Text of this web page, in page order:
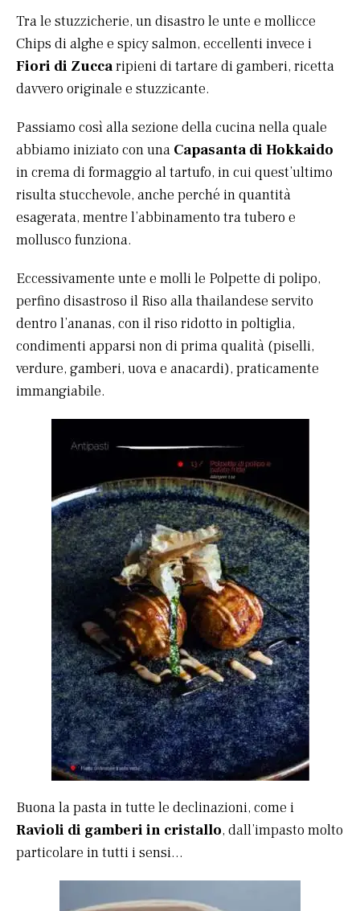
Tra le stuzzicherie, un disastro le unte e mollicce
Chips di alghe e spicy salmon, eccellenti invece i
Fiori di Zuccaripieni di tartare di gamberi, ricetta
davvero originale e stuzzicante.
Passiamo così alla sezione della cucina nella quale
abbiamo iniziato con una Capasanta di Hokkaido
in crema di formaggio al tartufo, in cui quest’ultimo
risulta stucchevole, anche perché in quantità
esagerata, mentre l’abbinamento tra tubero e
mollusco funziona.
Eccessivamente unte e molli le Polpette di polipo,
perfino disastroso il Riso alla thailandese servito
dentro l’ananas, con il riso ridotto in poltiglia,
condimenti apparsi non di prima qualità (piselli,
verdure, gamberi, uova e anacardi), praticamente
immangiabile.
Buona la pasta in tutte le declinazioni, come i
Ravioli di gamberi in cristallo, dall’impasto molto
particolare in tutti i sensi…